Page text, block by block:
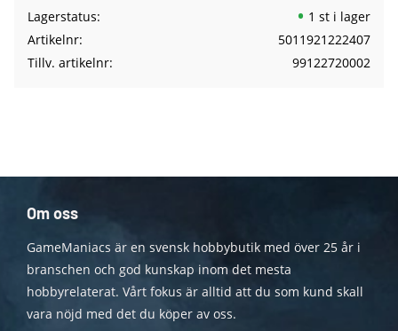
Lagerstatus
1 st i lager
Artikelnr
5011921222407
Tillv. artikelnr
99122720002
Om oss
GameManiacs är en svensk hobbybutik med över 25 år i
branschen och god kunskap inom det mesta
hobbyrelaterat. Vårt fokus är alltid att du som kund skall
vara nöjd med det du köper av oss.